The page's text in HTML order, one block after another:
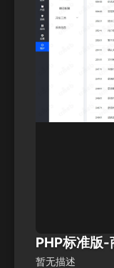
PHP标准版
暂无描述